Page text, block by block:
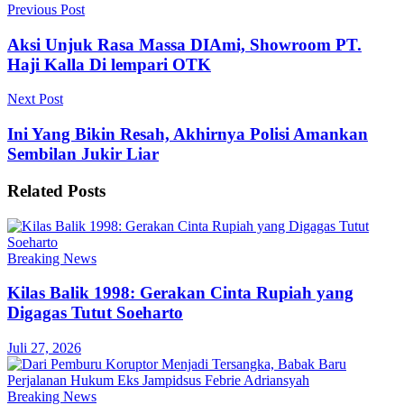
Previous Post
Aksi Unjuk Rasa Massa DIAmi, Showroom PT.
Haji Kalla Di lempari OTK
Next Post
Ini Yang Bikin Resah, Akhirnya Polisi Amankan
Sembilan Jukir Liar
Related Posts
Breaking News
Kilas Balik 1998: Gerakan Cinta Rupiah yang
Digagas Tutut Soeharto
Juli 27, 2026
Breaking News